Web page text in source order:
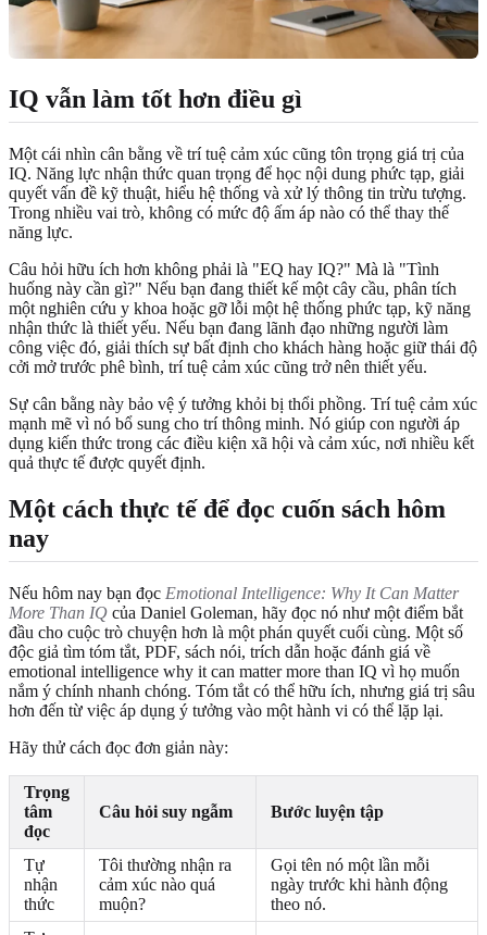
IQ vẫn làm tốt hơn điều gì
Một cái nhìn cân bằng về trí tuệ cảm xúc cũng tôn trọng giá trị của
IQ. Năng lực nhận thức quan trọng để học nội dung phức tạp, giải
quyết vấn đề kỹ thuật, hiểu hệ thống và xử lý thông tin trừu tượng.
Trong nhiều vai trò, không có mức độ ấm áp nào có thể thay thế
năng lực.
Câu hỏi hữu ích hơn không phải là "EQ hay IQ?" Mà là "Tình
huống này cần gì?" Nếu bạn đang thiết kế một cây cầu, phân tích
một nghiên cứu y khoa hoặc gỡ lỗi một hệ thống phức tạp, kỹ năng
nhận thức là thiết yếu. Nếu bạn đang lãnh đạo những người làm
công việc đó, giải thích sự bất định cho khách hàng hoặc giữ thái độ
cởi mở trước phê bình, trí tuệ cảm xúc cũng trở nên thiết yếu.
Sự cân bằng này bảo vệ ý tưởng khỏi bị thổi phồng. Trí tuệ cảm xúc
mạnh mẽ vì nó bổ sung cho trí thông minh. Nó giúp con người áp
dụng kiến thức trong các điều kiện xã hội và cảm xúc, nơi nhiều kết
quả thực tế được quyết định.
Một cách thực tế để đọc cuốn sách hôm
nay
Nếu hôm nay bạn đọc Emotional Intelligence: Why It Can Matter
More Than IQ của Daniel Goleman, hãy đọc nó như một điểm bắt
đầu cho cuộc trò chuyện hơn là một phán quyết cuối cùng. Một số
độc giả tìm tóm tắt, PDF, sách nói, trích dẫn hoặc đánh giá về
emotional intelligence why it can matter more than IQ vì họ muốn
nắm ý chính nhanh chóng. Tóm tắt có thể hữu ích, nhưng giá trị sâu
hơn đến từ việc áp dụng ý tưởng vào một hành vi có thể lặp lại.
Hãy thử cách đọc đơn giản này:
Trọng
tâm
đọc
Câu hỏi suy ngẫm Bước luyện tập
Tự
nhận
thức
Tôi thường nhận ra
cảm xúc nào quá
muộn?
Gọi tên nó một lần mỗi
ngày trước khi hành động
theo nó.